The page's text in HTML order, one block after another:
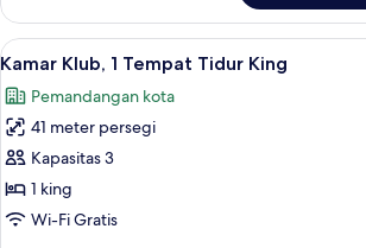
Kamar,
Tempat
Twin
(Backwater
Lihat
semua
foto
untuk
Kamar
Klub,
1
Seprai
2
Kamar Klub, 1 Tempat Tidur King
Pemandangan kota
41 meter persegi
Kapasitas 3
1 king
Wi-Fi Gratis